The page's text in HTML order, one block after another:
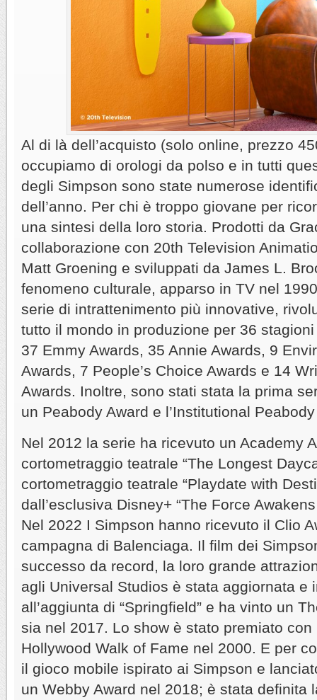
Al di là dell’acquisto (solo online, prezzo
occupiamo di orologi da polso e in tutti
degli Simpson sono state numerose
dell’anno. Per chi è troppo giovane per
una sintesi della loro storia. Prodotti da
collaborazione con 20th Television
Matt Groening e sviluppati da James L.
fenomeno culturale, apparso in TV nel
serie di intrattenimento più innovative,
tutto il mondo in produzione per 36
37 Emmy Awards, 35 Annie Awards, 9
Awards, 7 People’s Choice Awards e 14
Awards. Inoltre, sono stati stata la prima
un Peabody Award e l’Institutional
Nel 2012 la serie ha ricevuto un Academy
cortometraggio teatrale “The Longest
cortometraggio teatrale “Playdate with
dall’esclusiva Disney+ “The Force
Nel 2022 I Simpson hanno ricevuto il Clio
campagna di Balenciaga. Il film dei
successo da record, la loro grande
agli Universal Studios è stata aggiornata e
all’aggiunta di “Springfield” e ha vinto un
sia nel 2017. Lo show è stato premiato
Hollywood Walk of Fame nel 2000. E per
il gioco mobile ispirato ai Simpson e
un Webby Award nel 2018; è stata definita